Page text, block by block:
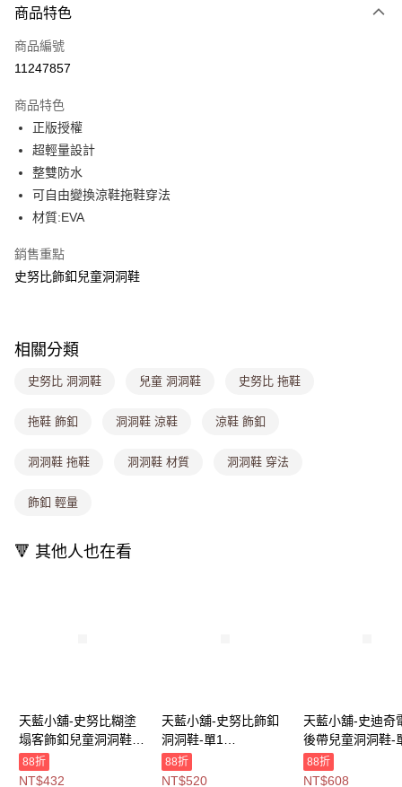
信用卡一次付款
超商取貨付款
Apple Pay
街口支付
悠遊付
Google Pay
大哥付你分期
相關說明
流程，驗證手機門號後，選擇欲分期的期數、繳款截止日，確認付款後即完
3.實際核准額度、可分期數及費用金額請依後續交易確認頁面所載為準。
法說明評估內容。
1.分期款項不併入電信帳單，「大哥付你分期」於每月結算日後寄送繳費提
帳／街口支付／iPASS MONEY」等通路繳費。
【注意事項】
1.本服務係由「台灣大哥大股份有限公司」（以下簡稱本公司）所提供，讓
運送方式
全家取貨付款
每筆NT$80，滿NT$699(含以上)免運費
萊爾富取貨付款
付款後萊爾富取貨
宅配
每筆NT$100，滿NT$1,000(含以上)免運費
商品特色
商品編號
11247857
商品特色
正版授權
超輕量設計
整雙防水
可自由變換涼鞋拖鞋穿法
材質:EVA
銷售重點
史努比飾釦兒童洞洞鞋
相關分類
史努比 洞洞鞋 兒童 洞洞鞋 史努比 拖鞋
拖鞋 飾釦 洞洞鞋 涼鞋 涼鞋 飾釦
洞洞鞋 拖鞋 洞洞鞋 材質 洞洞鞋 穿法
飾釦 輕量
🔻 其他人也在看
天藍小舖-史努比糊塗
塌客飾釦兒童洞洞鞋-
單1
款-$490【A27270518
88折
NT$432
天藍小舖-史努比飾釦
洞洞鞋-單1
款-$590【A27270521
】
88折
NT$520
天藍小舖-史迪奇
後帶兒童洞洞鞋-
款-$690【
】
88折
NT$608